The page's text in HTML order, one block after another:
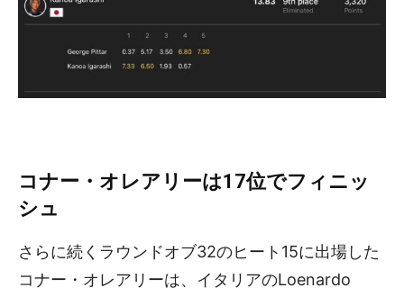
コナー・オレアリーは17位でフィニッ
シュ
さらに続くラウンドオブ32のヒート15に出場した
コナー・オレアリーは、イタリアのLoenardo